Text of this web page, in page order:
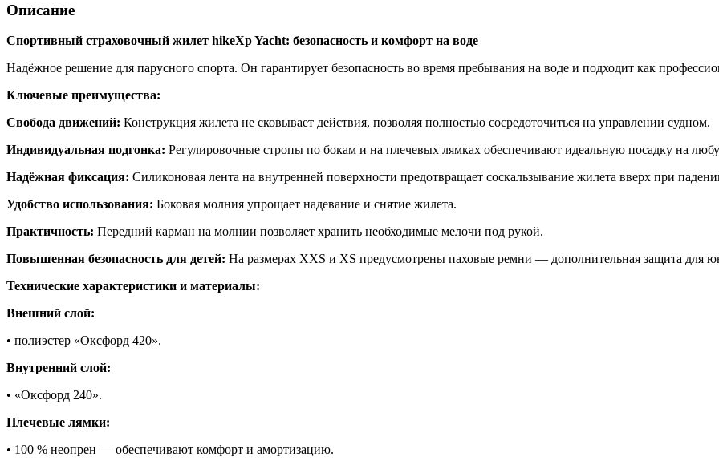
Описание
Спортивный страховочный жилет hikeXp Yacht: безопасность и комфорт на воде
Надёжное решение для парусного спорта. Он гарантирует безопасность во время пребывания на воде и подходит как
Ключевые преимущества:
Свобода движений: Конструкция жилета не сковывает действия, позволяя полностью сосредоточиться на управлении судном.
Индивидуальная подгонка: Регулировочные стропы по бокам и на плечевых лямках обеспечивают идеальную посадку на
Надёжная фиксация: Силиконовая лента на внутренней поверхности предотвращает соскальзывание жилета вверх при
Удобство использования: Боковая молния упрощает надевание и снятие жилета.
Практичность: Передний карман на молнии позволяет хранить необходимые мелочи под рукой.
Повышенная безопасность для детей: На размерах XXS и XS предусмотрены паховые ремни — дополнительная защита для
Технические характеристики и материалы:
Внешний слой:
• полиэстер «Оксфорд 420».
Внутренний слой:
• «Оксфорд 240».
Плечевые лямки:
• 100 % неопрен — обеспечивают комфорт и амортизацию.